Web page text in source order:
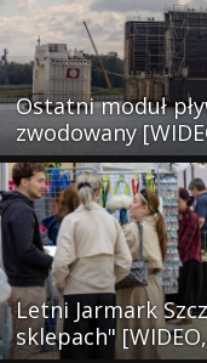
Ostatni moduł
zwodowany
Letni Jarmark
sklepach" [WIDEO,